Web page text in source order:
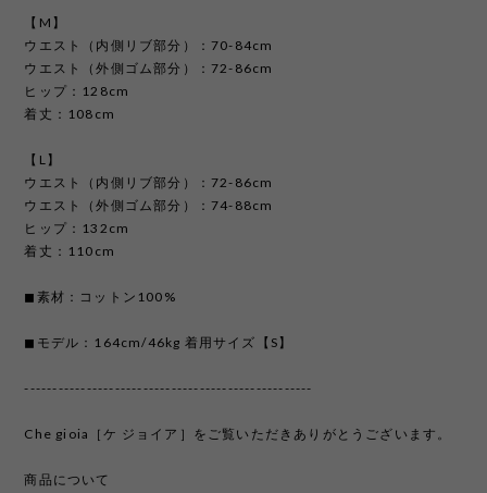
【M】
ウエスト（内側リブ部分）：70-84cm
ウエスト（外側ゴム部分）：72-86cm
ヒップ：128cm
着丈：108cm
【L】
ウエスト（内側リブ部分）：72-86cm
ウエスト（外側ゴム部分）：74-88cm
ヒップ：132cm
着丈：110cm
◼︎素材：コットン100%
◼︎モデル：164cm/46kg 着用サイズ【S】
---------------------------------------------------
Che gioia［ケ ジョイア］をご覧いただきありがとうございます。
商品について